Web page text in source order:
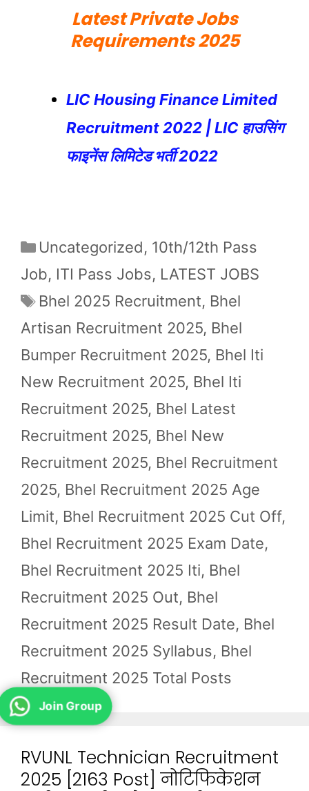
Latest Private Jobs
Requirements 2025
LIC Housing Finance Limited
Recruitment 2022 | LIC हाउसिंग
फाइनेंस लिमिटेड भर्ती 2022
Categories
Uncategorized, 10th/12th Pass
Job, ITI Pass Jobs, LATEST JOBS
Tags
Bhel 2025 Recruitment, Bhel
Artisan Recruitment 2025, Bhel
Bumper Recruitment 2025, Bhel Iti
New Recruitment 2025, Bhel Iti
Recruitment 2025, Bhel Latest
Recruitment 2025, Bhel New
Recruitment 2025, Bhel Recruitment
2025, Bhel Recruitment 2025 Age
Limit, Bhel Recruitment 2025 Cut Off,
Bhel Recruitment 2025 Exam Date,
Bhel Recruitment 2025 Iti, Bhel
Recruitment 2025 Out, Bhel
Recruitment 2025 Result Date, Bhel
Recruitment 2025 Syllabus, Bhel
Recruitment 2025 Total Posts
RVUNL Technician Recruitment
2025 [2163 Post] नोटिफिकेशन
Join Group